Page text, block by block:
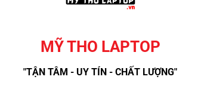
MỸ THO LAPTOP
"TẬN TÂM - UY TÍN - CHẤT LƯỢNG"